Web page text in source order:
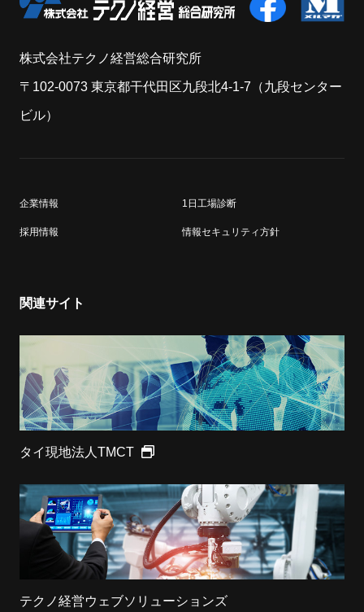
株式会社テクノ経営総合研究所
〒102-0073 東京都干代田区九段北4-1-7（九段センター
ビル）
企業情報 1日工場診断
採用情報 情報セキュリティ方針
関連サイト
タイ現地法人TMCT
テクノ経営ウェブソリューションズ